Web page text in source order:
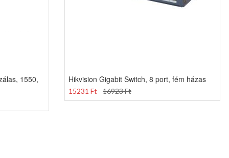
1550,
Hikvision Gigabit Switch, 8 port, fém házas
15231 Ft 16923 Ft